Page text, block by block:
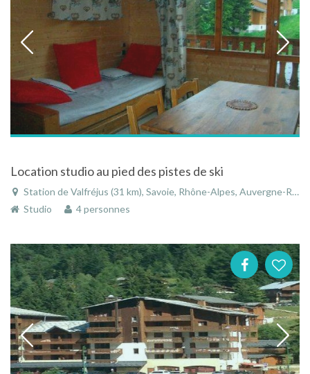
Location studio au pied des pistes de ski
Station de Valfréjus (31 km), Savoie, Rhône-Alpes, Auvergne-Rhône-Alpes, France
Studio
4 personnes